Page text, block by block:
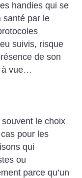
handies qui se
santé par le
suivis, risque
de son
à vue…
le choix
pour les
qui
ou
parce qu’un